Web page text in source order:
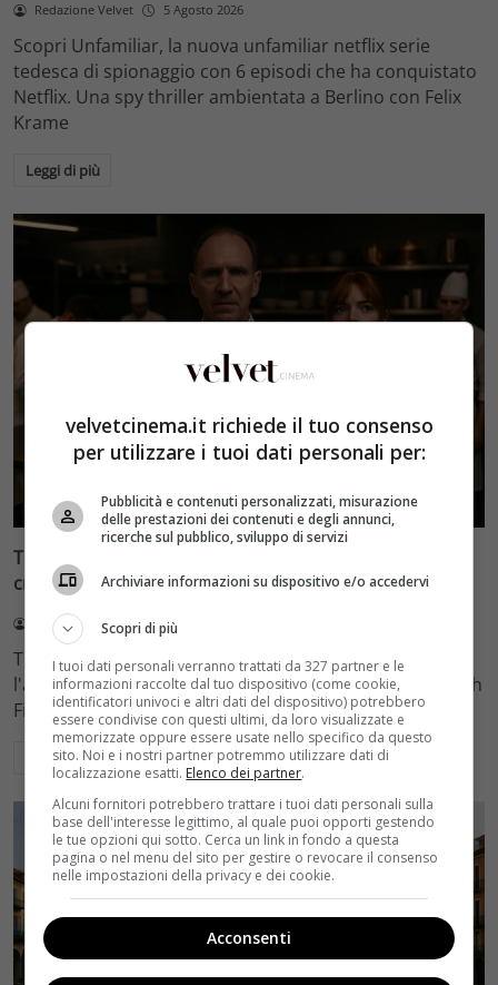
Redazione Velvet 5 Agosto 2026
Scopri Unfamiliar, la nuova unfamiliar netflix serie
tedesca di spionaggio con 6 episodi che ha conquistato
Netflix. Una spy thriller ambientata a Berlino con Felix
Krame
Leggi di più
Recensioni
The Menu, il thriller di Anya Taylor-Joy e Ralph Fiennes
critica l’alta cucina su Netflix
Redazione Velvet 5 Agosto 2026
The Menu è un thriller d'autore su Netflix che critica
l'alta cucina e il capitalismo. Con Anya Taylor-Joy e Ralph
Fiennes, il film di Mark Mylod trasforma un ristorante
Leggi di più
velvetcinema.it richiede il tuo consenso
per utilizzare i tuoi dati personali per:
Pubblicità e contenuti personalizzati, misurazione
delle prestazioni dei contenuti e degli annunci,
ricerche sul pubblico, sviluppo di servizi
Archiviare informazioni su dispositivo e/o accedervi
Scopri di più
I tuoi dati personali verranno trattati da 327 partner e le
informazioni raccolte dal tuo dispositivo (come cookie,
identificatori univoci e altri dati del dispositivo) potrebbero
essere condivise con questi ultimi, da loro visualizzate e
memorizzate oppure essere usate nello specifico da questo
sito. Noi e i nostri partner potremmo utilizzare dati di
localizzazione esatti. Elenco dei partner.
Alcuni fornitori potrebbero trattare i tuoi dati personali sulla
base dell'interesse legittimo, al quale puoi opporti gestendo
le tue opzioni qui sotto. Cerca un link in fondo a questa
pagina o nel menu del sito per gestire o revocare il consenso
nelle impostazioni della privacy e dei cookie.
Acconsenti